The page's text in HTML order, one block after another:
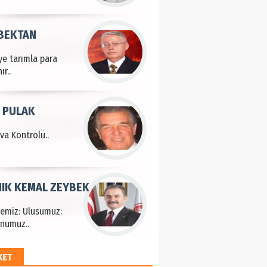
tarımla para
Kontrolü..
PULAK
Ulusumuz:
KEMAL ZEYBEK
HAYRİ PEKER